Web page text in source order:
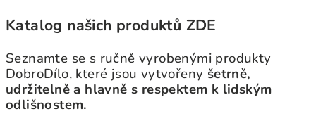
Katalog našich produktů ZDE
Seznamte se s ručně vyrobenými produkty
DobroDílo, které jsou vytvořeny šetrně,
udržitelně a hlavně s respektem k lidským
odlišnostem.